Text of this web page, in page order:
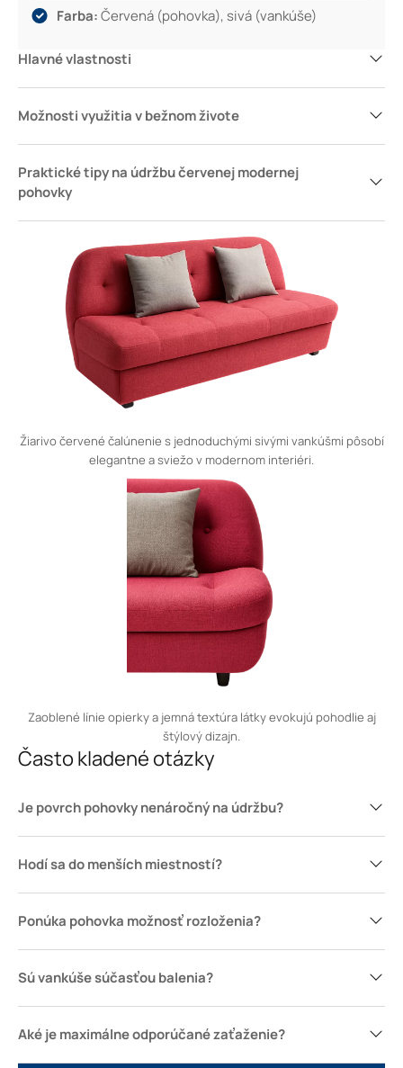
Farba:Červená (pohovka), sivá (vankúše)
Hlavné vlastnosti
Možnosti využitia v bežnom živote
Praktické tipy na údržbu červenej modernej
pohovky
Žiarivo červené čalúnenie s jednoduchými sivými vankúšmi pôsobí
elegantne a sviežo v modernom interiéri.
Zaoblené línie opierky a jemná textúra látky evokujú pohodlie aj
štýlový dizajn.
Často kladené otázky
Je povrch pohovky nenáročný na údržbu?
Hodí sa do menších miestností?
Ponúka pohovka možnosť rozloženia?
Sú vankúše súčasťou balenia?
Aké je maximálne odporúčané zaťaženie?